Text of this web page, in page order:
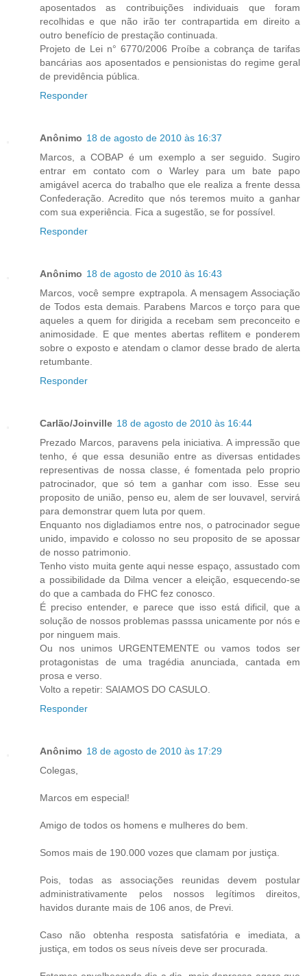
aposentados as contribuições individuais que foram
recolhidas e que não irão ter contrapartida em direito a
outro benefício de prestação continuada.
Projeto de Lei n° 6770/2006 Proíbe a cobrança de tarifas
bancárias aos aposentados e pensionistas do regime geral
de previdência pública.
Responder
Anônimo 18 de agosto de 2010 às 16:37
Marcos, a COBAP é um exemplo a ser seguido. Sugiro
entrar em contato com o Warley para um bate papo
amigável acerca do trabalho que ele realiza a frente dessa
Confederação. Acredito que nós teremos muito a ganhar
com sua experiência. Fica a sugestão, se for possível.
Responder
Anônimo 18 de agosto de 2010 às 16:43
Marcos, você sempre exptrapola. A mensagem Associação
de Todos esta demais. Parabens Marcos e torço para que
aqueles a quem for dirigida a recebam sem preconceito e
animosidade. E que mentes abertas reflitem e ponderem
sobre o exposto e atendam o clamor desse brado de alerta
retumbante.
Responder
Carlão/Joinville 18 de agosto de 2010 às 16:44
Prezado Marcos, paravens pela iniciativa. A impressão que
tenho, é que essa desunião entre as diversas entidades
representivas de nossa classe, é fomentada pelo proprio
patrocinador, que só tem a ganhar com isso. Esse seu
proposito de união, penso eu, alem de ser louvavel, servirá
para demonstrar quem luta por quem.
Enquanto nos digladiamos entre nos, o patrocinador segue
unido, impavido e colosso no seu proposito de se apossar
de nosso patrimonio.
Tenho visto muita gente aqui nesse espaço, assustado com
a possibilidade da Dilma vencer a eleição, esquecendo-se
do que a cambada do FHC fez conosco.
É preciso entender, e parece que isso está dificil, que a
solução de nossos problemas passsa unicamente por nós e
por ninguem mais.
Ou nos unimos URGENTEMENTE ou vamos todos ser
protagonistas de uma tragédia anunciada, cantada em
prosa e verso.
Volto a repetir: SAIAMOS DO CASULO.
Responder
Anônimo 18 de agosto de 2010 às 17:29
Colegas,
Marcos em especial!
Amigo de todos os homens e mulheres do bem.
Somos mais de 190.000 vozes que clamam por justiça.
Pois, todas as associações reunidas devem postular
administrativamente pelos nossos legítimos direitos,
havidos durante mais de 106 anos, de Previ.
Caso não obtenha resposta satisfatória e imediata, a
justiça, em todos os seus níveis deve ser procurada.